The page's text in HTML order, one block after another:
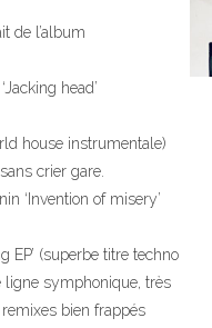
de l’album
head’
house instrumentale)
crier gare.
‘Invention of misery’
EP’ (superbe titre techno
ligne symphonique, très
bien frappés